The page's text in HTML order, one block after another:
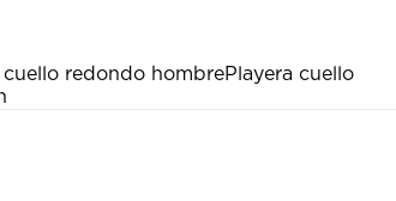
cuello redondo hombrePlayera cuello